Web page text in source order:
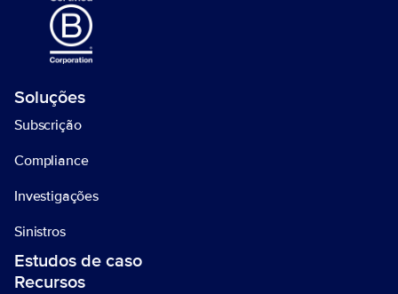
Soluções
Subscrição
Compliance
Investigações
Sinistros
Estudos de caso
Recursos